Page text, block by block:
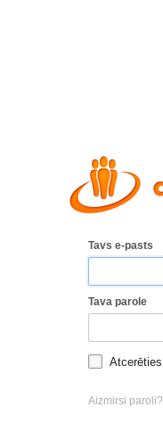
Tavs e-pasts
Tava parole
Aizmirsi paroli?